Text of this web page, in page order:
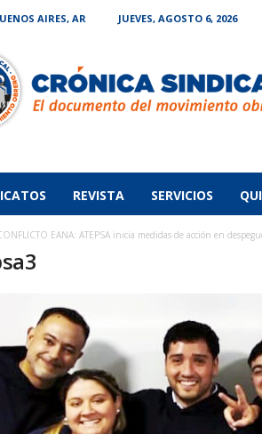
AIRES, AR JUEVES, AGOSTO 6, 2026
REVISTA SERVICIOS
EANA: ATEPSA inicia medidas de acción en